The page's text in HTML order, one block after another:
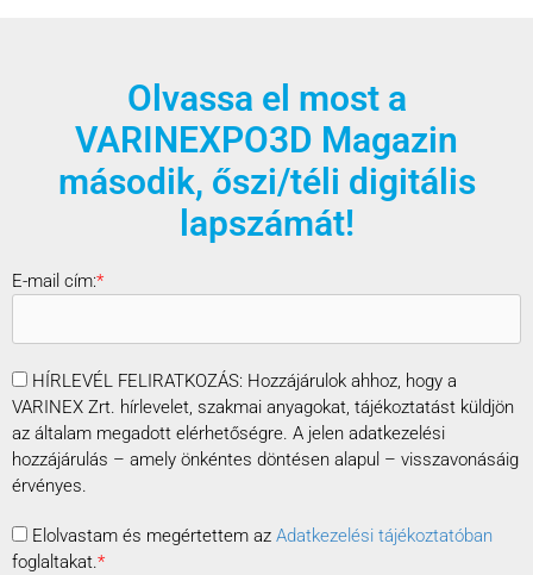
Olvassa el most a
VARINEXPO3D Magazin
második, őszi/téli digitális
lapszámát!
E-mail cím:*
HÍRLEVÉL FELIRATKOZÁS: Hozzájárulok ahhoz, hogy a
VARINEX Zrt. hírlevelet, szakmai anyagokat, tájékoztatást küldjön
az általam megadott elérhetőségre. A jelen adatkezelési
hozzájárulás – amely önkéntes döntésen alapul – visszavonásáig
érvényes.
Elolvastam és megértettem az Adatkezelési tájékoztatóban
foglaltakat.*